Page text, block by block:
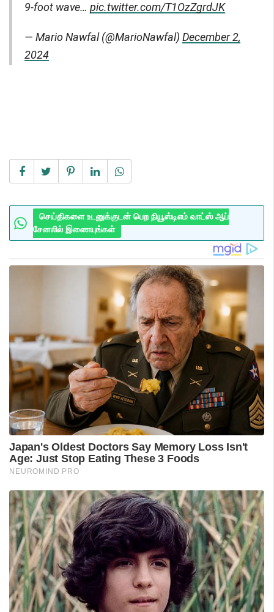
9-foot wave… pic.twitter.com/T1OzZgrdJK
— Mario Nawfal (@MarioNawfal) December 2,
2024
செய்திகளை உடனுக்குடன் பெற நியூஸ்டிஎம் வாட்ஸ் ஆப்
சேனலில் இணையுங்கள்